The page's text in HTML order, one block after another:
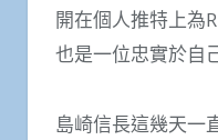
開在個人推特上為
也是一位忠實於自
島崎信長這幾天一